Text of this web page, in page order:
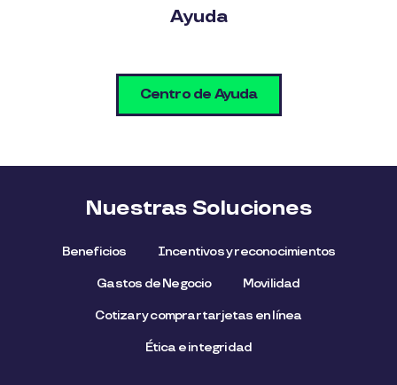
Ayuda
Centro de Ayuda
Nuestras Soluciones
Beneficios Incentivos y reconocimientos
Gastos de Negocio Movilidad
Cotizar y comprar tarjetas en línea
Ética e integridad